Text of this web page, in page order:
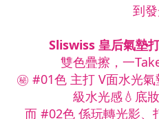
到
Sliswiss 皇后氣墊
雙色疊擦，一
㊙️ #01色 主打 V面水光
級水光感💧底
而 #02色 係玩轉光影、